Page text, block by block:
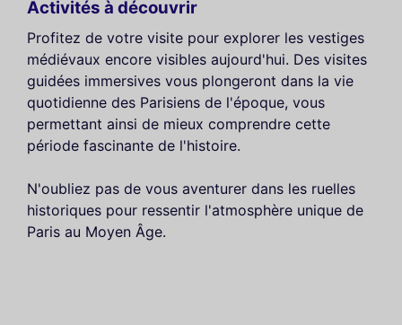
Activités à découvrir
Profitez de votre visite pour explorer les vestiges
médiévaux encore visibles aujourd'hui. Des visites
guidées immersives vous plongeront dans la vie
quotidienne des Parisiens de l'époque, vous
permettant ainsi de mieux comprendre cette
période fascinante de l'histoire.
N'oubliez pas de vous aventurer dans les ruelles
historiques pour ressentir l'atmosphère unique de
Paris au Moyen Âge.